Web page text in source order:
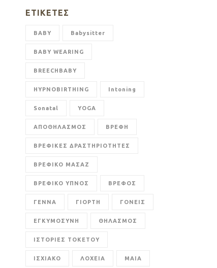
ΕΤΙΚΈΤΕΣ
BABY Babysitter
BABY WEARING
BREECHBABY
HYPNOBIRTHING Intoning
Sonatal YOGA
ΑΠΟΘΗΛΑΣΜΟΣ ΒΡΕΦΗ
ΒΡΕΦΙΚΕΣ ΔΡΑΣΤΗΡΙΟΤΗΤΕΣ
ΒΡΕΦΙΚΟ ΜΑΣΑΖ
ΒΡΕΦΙΚΟ ΥΠΝΟΣ ΒΡΕΦΟΣ
ΓΕΝΝΑ ΓΙΟΡΤΗ ΓΟΝΕΙΣ
ΕΓΚΥΜΟΣΥΝΗ ΘΗΛΑΣΜΟΣ
ΙΣΤΟΡΙΕΣ ΤΟΚΕΤΟΥ
ΙΣΧΙΑΚΟ ΛΟΧΕΙΑ ΜΑΙΑ